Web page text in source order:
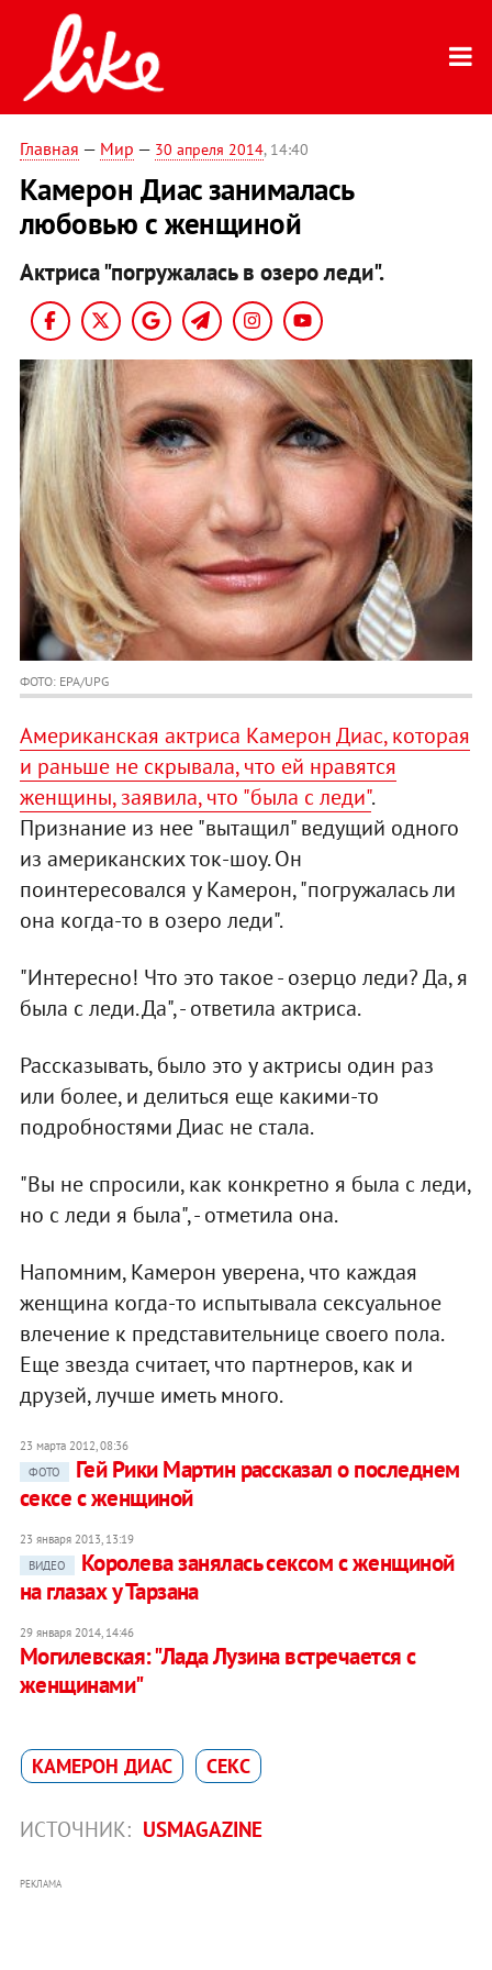
Главная — Мир — 30 апреля 2014, 14:40
Камерон Диаc занималась
любовью с женщиной
Актриса "погружалась в озеро леди".
ФОТО: EPA/UPG
Американская актриса Камерон Диас, которая
и раньше не скрывала, что ей нравятся
женщины, заявила, что "была с леди".
Признание из нее "вытащил" ведущий одного
из американских ток-шоу. Он
поинтересовался у Камерон, "погружалась ли
она когда-то в озеро леди".
"Интересно! Что это такое - озерцо леди? Да, я
была с леди. Да", - ответила актриса.
Рассказывать, было это у актрисы один раз
или более, и делиться еще какими-то
подробностями Диас не стала.
"Вы не спросили, как конкретно я была с леди,
но с леди я была", - отметила она.
Напомним, Камерон уверена, что каждая
женщина когда-то испытывала сексуальное
влечение к представительнице своего пола.
Еще звезда считает, что партнеров, как и
друзей, лучше иметь много.
23 марта 2012, 08:36
ФОТО
Гей Рики Мартин рассказал о последнем
сексе с женщиной
23 января 2013, 13:19
ВИДЕО
Королева занялась сексом с женщиной
на глазах у Тарзана
29 января 2014, 14:46
Могилевская: "Лада Лузина встречается с
женщинами"
КАМЕРОН ДИАС СЕКС
ИСТОЧНИК: USMAGAZINE
РЕКЛАМА